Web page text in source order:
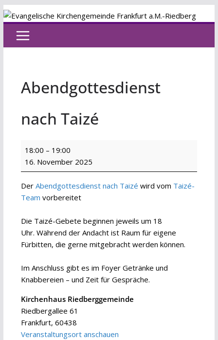
Zum
Inhalt
springen
Abendgottesdienst
nach Taizé
Abendgottesdienst
nach
Taizé
18:00 – 19:00
16. November 2025
Der Abendgottesdienst nach Taizé wird vom Taizé-
Team vorbereitet
Die Taizé-Gebete beginnen jeweils um 18
Uhr. Während der Andacht ist Raum für eigene
Fürbitten, die gerne mitgebracht werden können.
Im Anschluss gibt es im Foyer Getränke und
Knabbereien – und Zeit für Gespräche.
Kirchenhaus Riedberggemeinde
Riedbergallee 61
Frankfurt, 60438
Veranstaltungsort anschauen